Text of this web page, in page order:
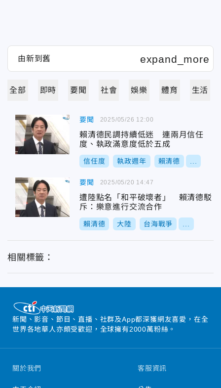
全部 即時 要聞 社會 娛樂 體育 生活
要聞
賴清德民調持續低迷 連兩月信任
度、執政滿意度低於五成
信任度 執政週年 賴清德
2025/05/26 12:00
要聞
遭陸點名「和平破壞者」 賴清德駁
斥：樂意進行交流合作
賴清德 大陸 台海戰爭
2025/05/20 14:47
相關標籤：
新聞、影音、節目、直播、社群及App都深獲網友喜愛，在全
世界各地華人亦頗受歡迎，全球擁有2000萬粉絲。
關於我們 客服資訊